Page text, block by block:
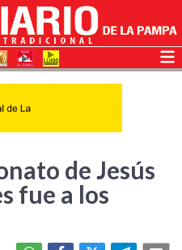
de Jesús
fue a los